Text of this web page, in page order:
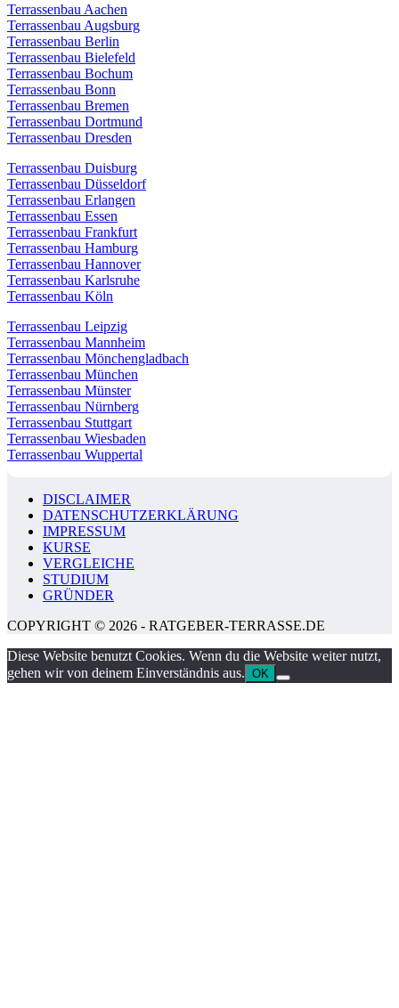
Terrassenbau Aachen
Terrassenbau Augsburg
Terrassenbau Berlin
Terrassenbau Bielefeld
Terrassenbau Bochum
Terrassenbau Bonn
Terrassenbau Bremen
Terrassenbau Dortmund
Terrassenbau Dresden
Terrassenbau Duisburg
Terrassenbau Düsseldorf
Terrassenbau Erlangen
Terrassenbau Essen
Terrassenbau Frankfurt
Terrassenbau Hamburg
Terrassenbau Hannover
Terrassenbau Karlsruhe
Terrassenbau Köln
Terrassenbau Leipzig
Terrassenbau Mannheim
Terrassenbau Mönchengladbach
Terrassenbau München
Terrassenbau Münster
Terrassenbau Nürnberg
Terrassenbau Stuttgart
Terrassenbau Wiesbaden
Terrassenbau Wuppertal
DISCLAIMER
DATENSCHUTZERKLÄRUNG
IMPRESSUM
KURSE
VERGLEICHE
STUDIUM
GRÜNDER
COPYRIGHT © 2026 - RATGEBER-TERRASSE.DE
Diese Website benutzt Cookies. Wenn du die Website weiter nutzt,
gehen wir von deinem Einverständnis aus. OK